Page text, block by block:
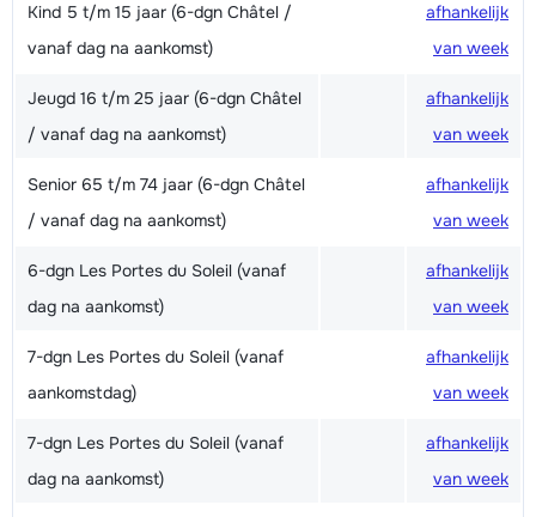
Kind 5 t/m 15 jaar (6-dgn Châtel /
vanaf dag na aankomst)
afhankelijk
van week
Jeugd 16 t/m 25 jaar (6-dgn Châtel
/ vanaf dag na aankomst)
afhankelijk
van week
Senior 65 t/m 74 jaar (6-dgn Châtel
/ vanaf dag na aankomst)
afhankelijk
van week
6-dgn Les Portes du Soleil (vanaf
dag na aankomst)
afhankelijk
van week
7-dgn Les Portes du Soleil (vanaf
aankomstdag)
afhankelijk
van week
7-dgn Les Portes du Soleil (vanaf
dag na aankomst)
afhankelijk
van week